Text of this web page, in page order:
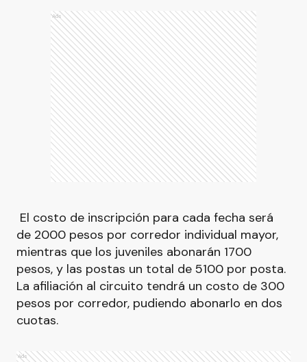
Ads
El costo de inscripción para cada fecha será
de 2000 pesos por corredor individual mayor,
mientras que los juveniles abonarán 1700
pesos, y las postas un total de 5100 por posta.
La afiliación al circuito tendrá un costo de 300
pesos por corredor, pudiendo abonarlo en dos
cuotas.
Ads